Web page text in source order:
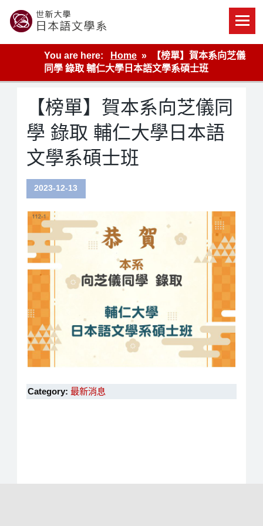
content
世新大學教學單位的網站
You are here:
Home
【榜單】賀本系向芝儀
同學 錄取 輔仁大學日本語文學系碩士班
【榜單】賀本系向芝儀同
學 錄取 輔仁大學日本語
文學系碩士班
2023-12-13
Category: 最新消息